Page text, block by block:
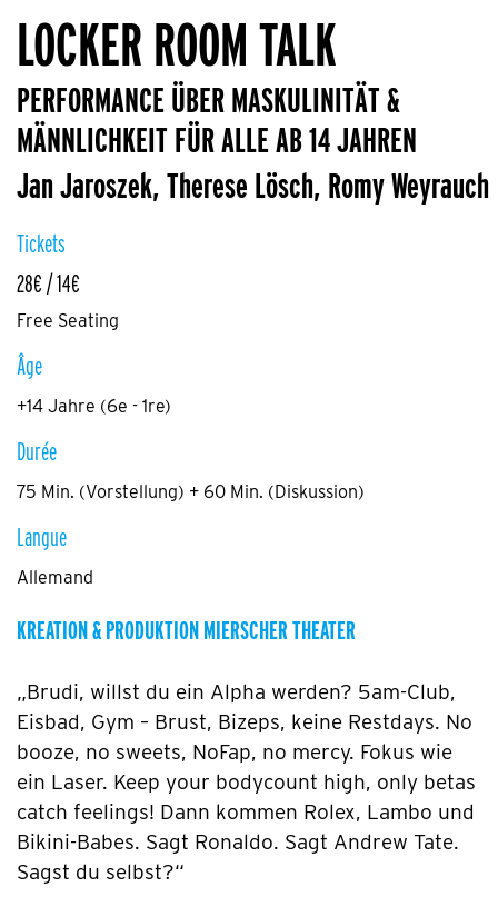
LOCKER ROOM TALK
PERFORMANCE ÜBER MASKULINITÄT &
MÄNNLICHKEIT FÜR ALLE AB 14 JAHREN
Jan Jaroszek, Therese Lösch, Romy Weyrauch
Tickets
28€ / 14€
Free Seating
Âge
+14 Jahre (6e - 1re)
Durée
75 Min. (Vorstellung) + 60 Min. (Diskussion)
Langue
Allemand
KREATION & PRODUKTION MIERSCHER THEATER
„Brudi, willst du ein Alpha werden? 5am-Club,
Eisbad, Gym – Brust, Bizeps, keine Restdays. No
booze, no sweets, NoFap, no mercy. Fokus wie
ein Laser. Keep your bodycount high, only betas
catch feelings! Dann kommen Rolex, Lambo und
Bikini-Babes. Sagt Ronaldo. Sagt Andrew Tate.
Sagst du selbst?“